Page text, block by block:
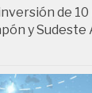
de
y Sudeste